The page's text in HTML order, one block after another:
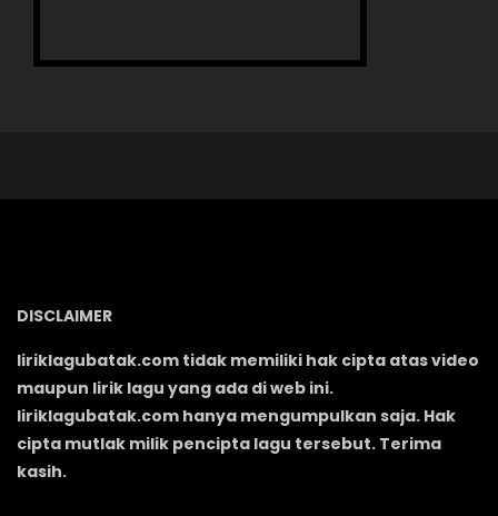
DISCLAIMER
liriklagubatak.com tidak memiliki hak cipta atas video
maupun lirik lagu yang ada di web ini.
liriklagubatak.com hanya mengumpulkan saja. Hak
cipta mutlak milik pencipta lagu tersebut. Terima
kasih.